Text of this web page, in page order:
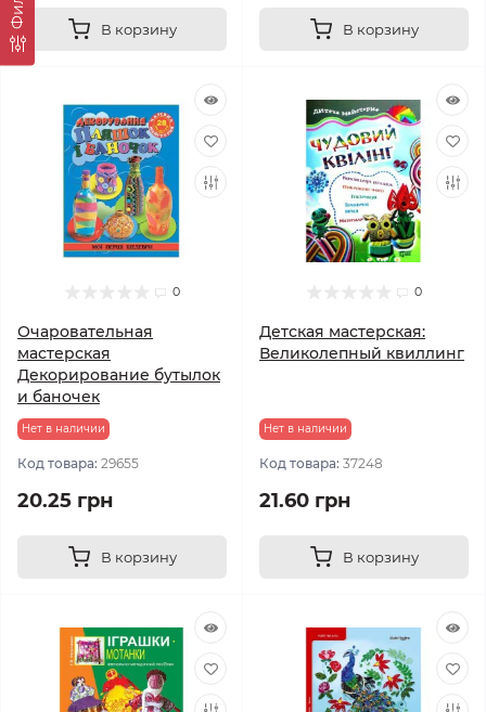
В корзину В корзину
0
Очаровательная
мастерская
Декорирование бутылок
и баночек
Нет в наличии
Код товара: 29655
20.25 грн
В корзину
0
Детская мастерская:
Великолепный квиллинг
Нет в наличии
Код товара: 37248
21.60 грн
В корзину